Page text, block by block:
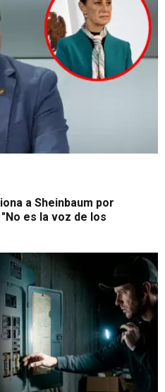
a Sheinbaum por
es la voz de los